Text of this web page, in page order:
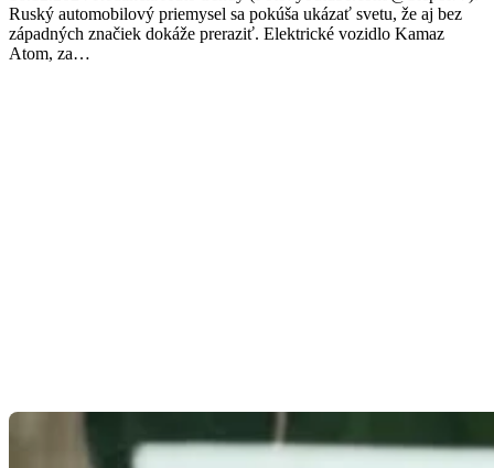
Ruský automobilový priemysel sa pokúša ukázať svetu, že aj bez
západných značiek dokáže preraziť. Elektrické vozidlo Kamaz
Atom, za…